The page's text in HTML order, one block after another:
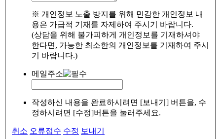
※ 개인정보 노출 방지를 위해 민감한 개인정보 내
용은 가급적 기재를 자제하여 주시기 바랍니다.
(상담을 위해 불가피하게 개인정보를 기재하셔야
한다면, 가능한 최소한의 개인정보를 기재하여 주시
기 바랍니다.)
메일주소
작성하신 내용을 완료하시려면 [보내기] 버튼을, 수
정하시려면 [수정]버튼을 눌러주세요.
취소 오류접수 수정 보내기